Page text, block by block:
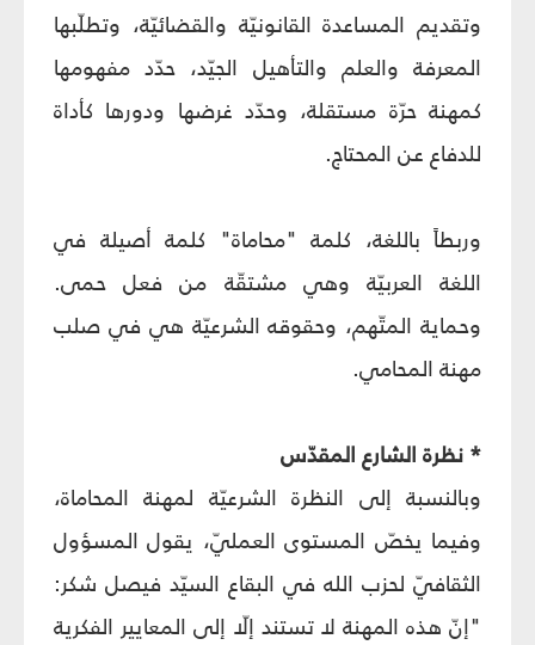
وتقديم المساعدة القانونيّة والقضائيّة، وتطلّبها
المعرفة والعلم والتأهيل الجيّد، حدّد مفهومها
كمهنة حرّة مستقلة، وحدّد غرضها ودورها كأداة
للدفاع عن المحتاج.
وربطاً باللغة، كلمة "محاماة" كلمة أصيلة في
اللغة العربيّة وهي مشتقّة من فعل حمى.
وحماية المتّهم، وحقوقه الشرعيّة هي في صلب
مهنة المحامي.
* نظرة الشارع المقدّس
وبالنسبة إلى النظرة الشرعيّة لمهنة المحاماة،
وفيما يخصّ المستوى العمليّ، يقول المسؤول
الثقافيّ لحزب الله في البقاع السيّد فيصل شكر:
"إنّ هذه المهنة لا تستند إلّا إلى المعايير الفكرية